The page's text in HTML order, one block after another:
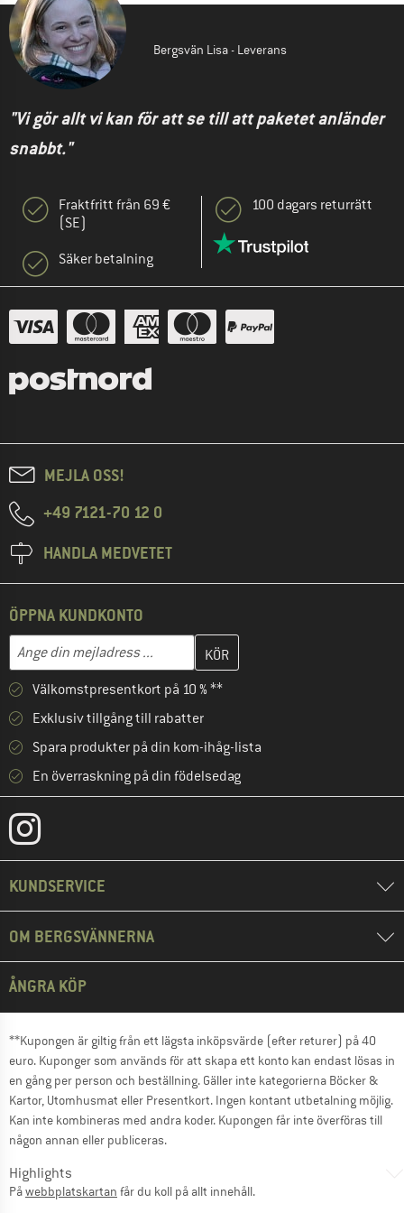
Bergsvän Lisa - Leverans
"Vi gör allt vi kan för att se till att paketet anländer
snabbt."
Fraktfritt från 69 €
(SE)
Säker betalning
100 dagars returrätt
MEJLA OSS!
+49 7121-70 12 0
HANDLA MEDVETET
ÖPPNA KUNDKONTO
Ange din mejladress ...
Skriv in din e-postadress här och skapa ditt kundkonto i nästa
Välkomstpresentkort på 10 % **
Exklusiv tillgång till rabatter
Spara produkter på din kom-ihåg-lista
En överraskning på din födelsedag
KUNDSERVICE
OM BERGSVÄNNERNA
ÅNGRA KÖP
**Kupongen är giltig från ett lägsta inköpsvärde (efter returer) på 40
euro. Kuponger som används för att skapa ett konto kan endast lösas in
en gång per person och beställning. Gäller inte kategorierna Böcker &
Kartor, Utomhusmat eller Presentkort. Ingen kontant utbetalning möjlig.
Kan inte kombineras med andra koder. Kupongen får inte överföras till
någon annan eller publiceras.
Highlights
Påwebbplatskartan får du koll på allt innehåll.